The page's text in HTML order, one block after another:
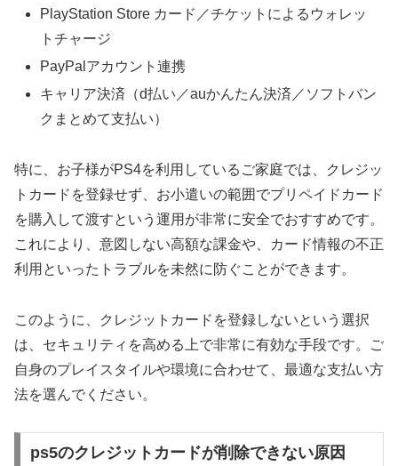
PlayStation Store カード／チケットによるウォレッ
トチャージ
PayPalアカウント連携
キャリア決済（d払い／auかんたん決済／ソフトバン
クまとめて支払い）
特に、お子様がPS4を利用しているご家庭では、クレジッ
トカードを登録せず、お小遣いの範囲でプリペイドカード
を購入して渡すという運用が非常に安全でおすすめです。
これにより、 意図しない高額な課金や、カード情報の不正
利用といったトラブルを未然に防ぐことができます。
このように、クレジットカードを登録しないという選択
は、セキュリティを高める上で非常に有効な手段です。ご
自身のプレイスタイルや環境に合わせて、最適な支払い方
法を選んでください。
ps5のクレジットカードが削除できない原因